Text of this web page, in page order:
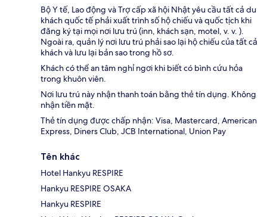
Bộ Y tế, Lao động và Trợ cấp xã hội Nhật yêu cầu tất cả du
khách quốc tế phải xuất trình số hộ chiếu và quốc tịch khi
đăng ký tại mọi nơi lưu trú (inn, khách sạn, motel, v. v. ).
Ngoài ra, quản lý nơi lưu trú phải sao lại hộ chiếu của tất cả
khách và lưu lại bản sao trong hồ sơ.
Khách có thể an tâm nghỉ ngơi khi biết có bình cứu hỏa
trong khuôn viên.
Nơi lưu trú này nhận thanh toán bằng thẻ tín dụng. Không
nhận tiền mặt.
Thẻ tín dụng được chấp nhận: Visa, Mastercard, American
Express, Diners Club, JCB International, Union Pay
Tên khác
Hotel Hankyu RESPIRE
Hankyu RESPIRE OSAKA
Hankyu RESPIRE